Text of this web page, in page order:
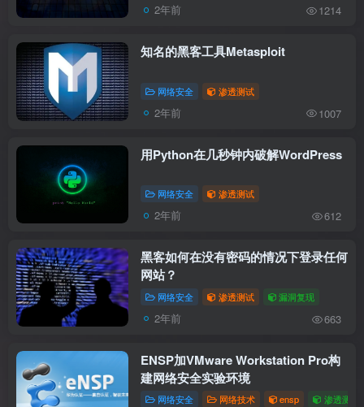
2年前 1214
知名的黑客工具Metasploit
网络安全 渗透测试
2年前 1007
用Python在几秒钟内破解WordPress
网络安全 渗透测试
2年前 612
黑客如何在没有密码的情况下登录任何
网站？
网络安全 渗透测试 漏洞复现
2年前 663
ENSP加VMware Workstation Pro构
建网络安全实验环境
网络安全 网络技术 ensp 渗透测试